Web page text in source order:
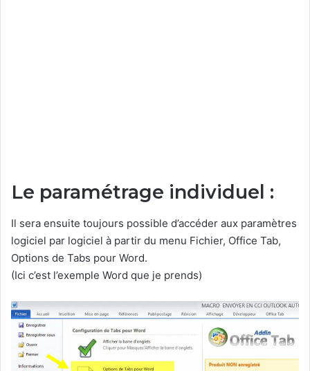
Le paramétrage individuel :
Il sera ensuite toujours possible d’accéder aux paramètres
logiciel par logiciel à partir du menu Fichier, Office Tab,
Options de Tabs pour Word.
(Ici c’est l’exemple Word que je prends)